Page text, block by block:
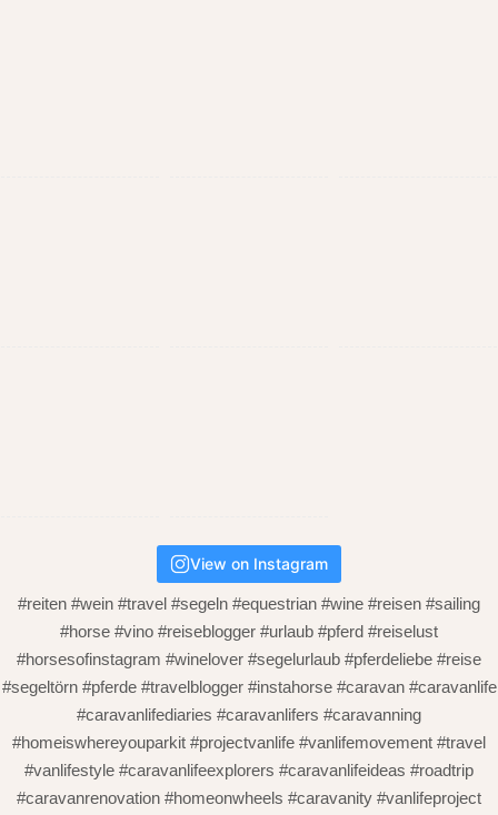
View on Instagram
#reiten #wein #travel #segeln #equestrian #wine #reisen #sailing
#horse #vino #reiseblogger #urlaub #pferd #reiselust
#horsesofinstagram #winelover #segelurlaub #pferdeliebe #reise
#segeltörn #pferde #travelblogger #instahorse #caravan #caravanlife
#caravanlifediaries #caravanlifers #caravanning
#homeiswhereyouparkit #projectvanlife #vanlifemovement #travel
#vanlifestyle #caravanlifeexplorers #caravanlifeideas #roadtrip
#caravanrenovation #homeonwheels #caravanity #vanlifeproject